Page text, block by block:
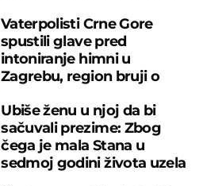
Vaterpolisti Crne Gore
spustili glave pred
intoniranje himni u
Zagrebu, region bruji o
Ubiše ženu u njoj da bi
sačuvali prezime: Zbog
čega je mala Stana u
sedmoj godini života uzela